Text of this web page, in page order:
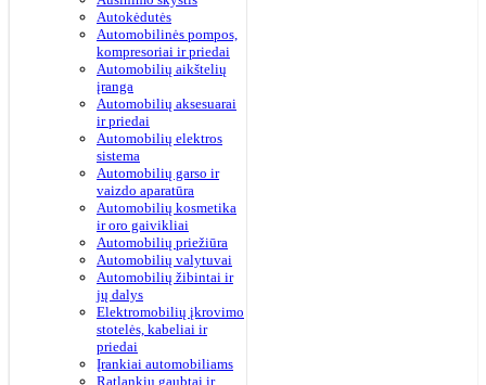
Autokėdutės
Automobilinės pompos,
kompresoriai ir priedai
Automobilių aikštelių
įranga
Automobilių aksesuarai
ir priedai
Automobilių elektros
sistema
Automobilių garso ir
vaizdo aparatūra
Automobilių kosmetika
ir oro gaivikliai
Automobilių priežiūra
Automobilių valytuvai
Automobilių žibintai ir
jų dalys
Elektromobilių įkrovimo
stotelės, kabeliai ir
priedai
Įrankiai automobiliams
Ratlankių gaubtai ir